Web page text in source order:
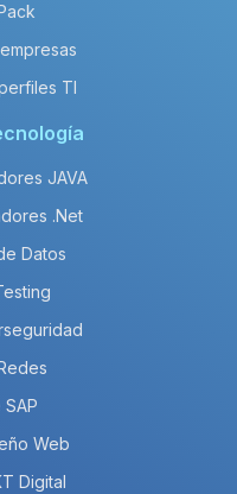
TI
JAVA
.Net
Datos
Web
Digital